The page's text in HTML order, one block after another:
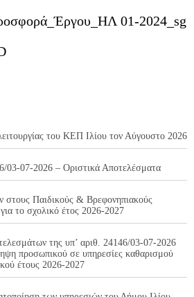
01-2024_sg
του ΚΕΠ Ιλίου τον Αύγουστο 2026
03-07-2026 – Οριστικά Αποτελέσματα
στους Παιδικούς & Βρεφονηπιακούς
το σχολικό έτος 2026-2027
της υπ’ αριθ. 24146/03-07-2026
προσωπικού σε υπηρεσίες καθαρισμού
έτους 2026-2027